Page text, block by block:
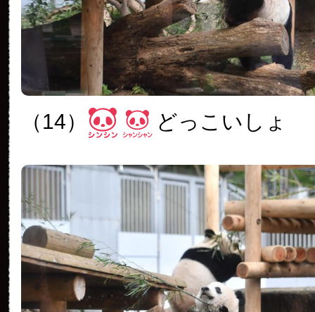
（14） どっこいしょ